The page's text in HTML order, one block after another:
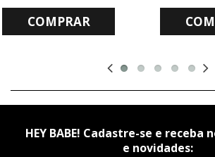
COMPRAR
HEY BABE! Cadastre-se e receba
e novidades: